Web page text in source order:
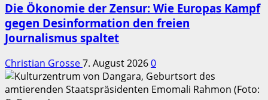
Die Ökonomie der Zensur: Wie Europas Kampf
gegen Desinformation den freien
Journalismus spaltet
Christian Grosse7. August 20260